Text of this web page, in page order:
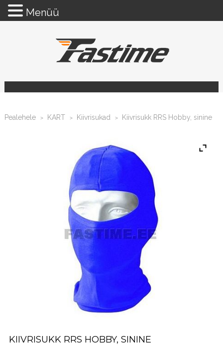
Pealehele > KART > Kiivrisukad > Kiivrisukk RRS Hobby, sinine
KIIVRISUKK RRS HOBBY, SININE
Menüü